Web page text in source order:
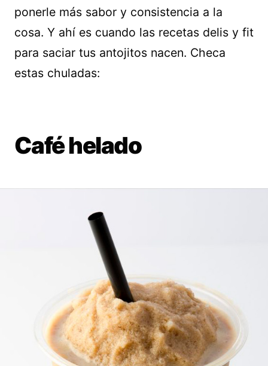
ponerle más sabor y consistencia a la
cosa. Y ahí es cuando las recetas delis y fit
para saciar tus antojitos nacen. Checa
estas chuladas:
Café helado